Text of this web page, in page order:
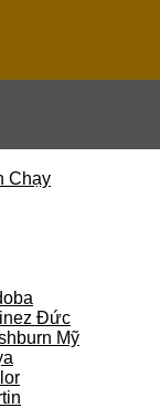
Chạy
Đức
Mỹ